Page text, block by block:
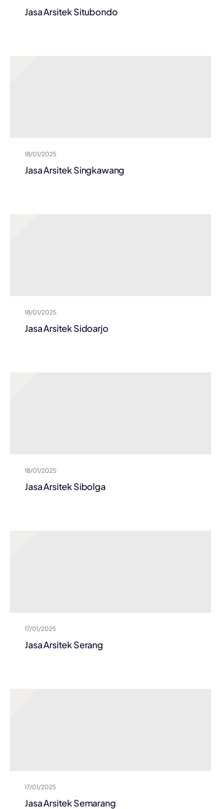
Jasa Arsitek Situbondo
18/01/2025
Jasa Arsitek Singkawang
18/01/2025
Jasa Arsitek Sidoarjo
18/01/2025
Jasa Arsitek Sibolga
17/01/2025
Jasa Arsitek Serang
17/01/2025
Jasa Arsitek Semarang